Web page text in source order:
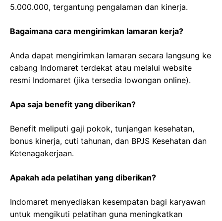
5.000.000, tergantung pengalaman dan kinerja.
Bagaimana cara mengirimkan lamaran kerja?
Anda dapat mengirimkan lamaran secara langsung ke
cabang Indomaret terdekat atau melalui website
resmi Indomaret (jika tersedia lowongan online).
Apa saja benefit yang diberikan?
Benefit meliputi gaji pokok, tunjangan kesehatan,
bonus kinerja, cuti tahunan, dan BPJS Kesehatan dan
Ketenagakerjaan.
Apakah ada pelatihan yang diberikan?
Indomaret menyediakan kesempatan bagi karyawan
untuk mengikuti pelatihan guna meningkatkan